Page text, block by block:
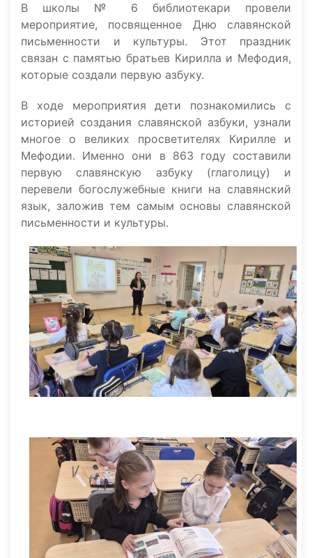
В школы № 6 библиотекари провели
мероприятие, посвященное Дню славянской
письменности и культуры. Этот праздник
связан с памятью братьев Кирилла и Мефодия,
которые создали первую азбуку.
В ходе мероприятия дети познакомились с
историей создания славянской азбуки, узнали
многое о великих просветителях Кирилле и
Мефодии. Именно они в 863 году составили
первую славянскую азбуку (глаголицу) и
перевели богослужебные книги на славянский
язык, заложив тем самым основы славянской
письменности и культуры.